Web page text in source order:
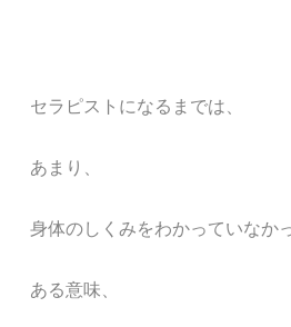
セラピストになるまでは、
あまり、
身体のしくみをわかっていなか
ある意味、